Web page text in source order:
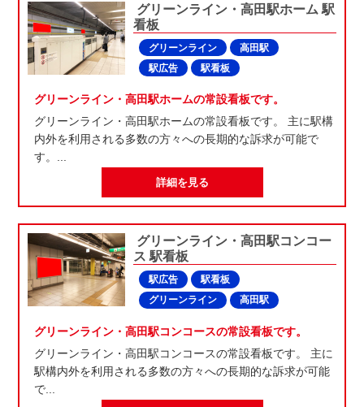
グリーンライン・高田駅ホーム 駅
看板
グリーンライン
高田駅
駅広告
駅看板
グリーンライン・高田駅ホームの常設看板です。
グリーンライン・高田駅ホームの常設看板です。 主に駅構
内外を利用される多数の方々への長期的な訴求が可能で
す。...
詳細を見る
グリーンライン・高田駅コンコー
ス 駅看板
駅広告
駅看板
グリーンライン
高田駅
グリーンライン・高田駅コンコースの常設看板です。
グリーンライン・高田駅コンコースの常設看板です。 主に
駅構内外を利用される多数の方々への長期的な訴求が可能
で...